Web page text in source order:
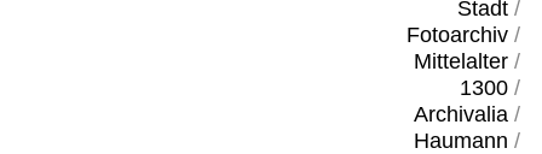
Stadt/
Fotoarchiv/
Mittelalter/
1300/
Archivalia/
Haumann /